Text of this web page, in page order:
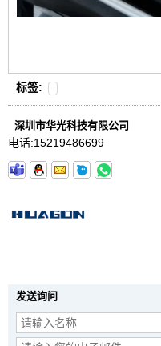
标签:
深圳市华光科技有限公司
电话:15219486699
发送询问